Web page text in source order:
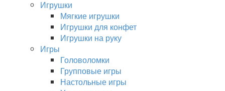
Игрушки
Мягкие игрушки
Игрушки для конфет
Игрушки на руку
Игры
Головоломки
Групповые игры
Настольные игры